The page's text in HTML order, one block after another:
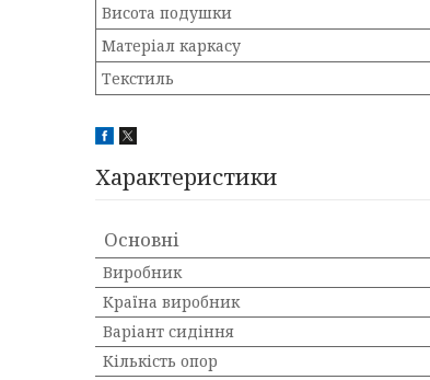
Висота подушки
Матеріал каркасу
Текстиль
Характеристики
Основні
Виробник
Країна виробник
Варіант сидіння
Кількість опор